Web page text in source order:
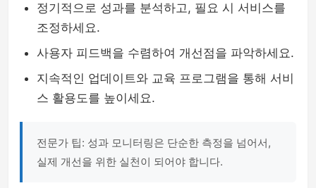
정기적으로 성과를 분석하고, 필요 시 서비스를
조정하세요.
사용자 피드백을 수렴하여 개선점을 파악하세요.
지속적인 업데이트와 교육 프로그램을 통해 서비
스 활용도를 높이세요.
전문가 팁: 성과 모니터링은 단순한 측정을 넘어서,
실제 개선을 위한 실천이 되어야 합니다.